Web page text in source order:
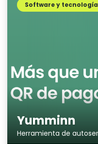
Yumminn
Software y tecnología